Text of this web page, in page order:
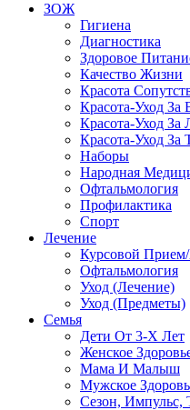
ЗОЖ
Гигиена
Диагностика
Здоровое
Качество Жизни
Красота
Красота-Уход За
Красота-Уход За
Красота-Уход За
Наборы
Народная
Офтальмология
Профилактика
Спорт
Лечение
Курсовой
Офтальмология
Уход (Лечение)
Уход (Предметы)
Семья
Дети От 3-Х Лет
Женское
Мама И Малыш
Мужское
Сезон, Импульс,